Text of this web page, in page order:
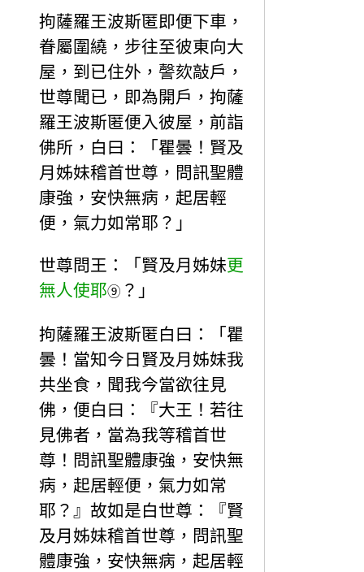
拘薩羅王波斯匿即便下車，
眷屬圍繞，步往至彼東向大
屋，到已住外，謦欬敲戶，
世尊聞已，即為開戶，拘薩
羅王波斯匿便入彼屋，前詣
佛所，白曰：「瞿曇！賢及
月姊妹稽首世尊，問訊聖體
康強，安快無病，起居輕
便，氣力如常耶？」
世尊問王：「賢及月姊妹更
無人使耶⑨ ？」
拘薩羅王波斯匿白曰：「瞿
曇！當知今日賢及月姊妹我
共坐食，聞我今當欲往見
佛，便白曰：『大王！若往
見佛者，當為我等稽首世
尊！問訊聖體康強，安快無
病，起居輕便，氣力如常
耶？』故如是白世尊：『賢
及月姊妹稽首世尊，問訊聖
體康強，安快無病，起居輕